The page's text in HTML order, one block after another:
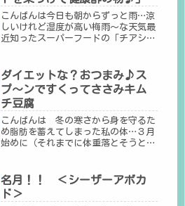
こんばんは今日も朝からずっと雨…涼
しいけれど湿度が高い梅雨～な天気最
近知ったスーパーフードの「チアシー
しい…手の届く範囲の流行りモノにす
ぐ手を出し…続かない…とりあえず買
っ...
ダイエットな？おつまみ♪ス
プ～ンですくってささみキム
チ豆腐
こんばんは 冬の寒さから身を守るた
め脂肪を蓄えてしまった私の体…３月
始めに（それまでに体重落とそうとも
味しくて楽しくてガマンできませ
ん……なので 少しでも太らない食べ
物でお...
名月！！ ＜シーザーアボカ
ド＞